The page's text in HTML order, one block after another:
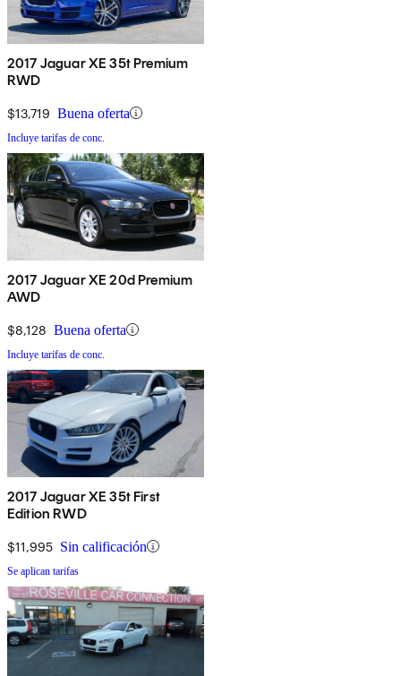
2017 Jaguar XE 35t Premium
RWD
$13,719 Buena oferta
Incluye tarifas de conc.
2017 Jaguar XE 20d Premium
AWD
$8,128 Buena oferta
Incluye tarifas de conc.
2017 Jaguar XE 35t First
Edition RWD
$11,995 Sin calificación
Se aplican tarifas